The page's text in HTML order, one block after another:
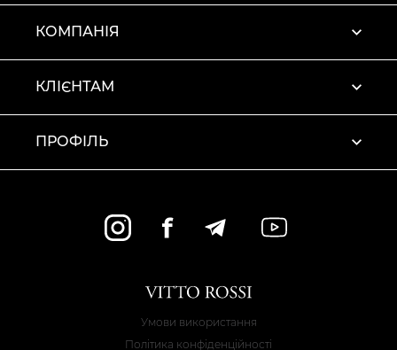
КОМПАНІЯ
КЛІЄНТАМ
ПРОФІЛЬ
Умови використання
Політика конфіденційності